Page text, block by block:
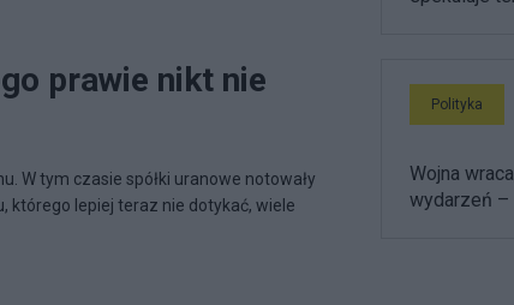
prawie nikt nie
W tym czasie spółki uranowe notowały
którego lepiej teraz nie dotykać, wiele
Polityka
Wojna
wydarzeń